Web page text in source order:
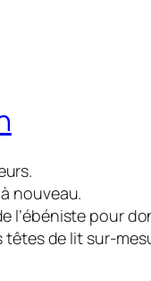
nouveau.
l’ébéniste pour
têtes de lit sur-